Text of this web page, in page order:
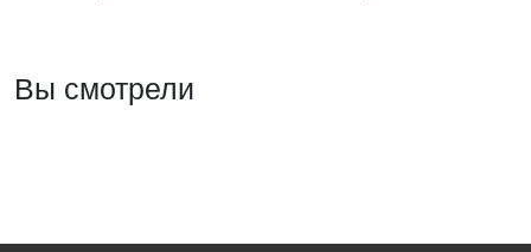
Вы смотрели